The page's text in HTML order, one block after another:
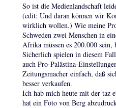
So ist die Medienlandschaft
(edit: Und daran können wir
wirklich wollen.) Wie meine
Schweden zwei Menschen in
Afrika müssen es 200.000
Sicherlich spielen in diesem
auch Pro-Palästina-
Zeitungsmacher einfach, daß
besser verkaufen.
Ich hab mich heute mit der taz
hat ein Foto von Berg